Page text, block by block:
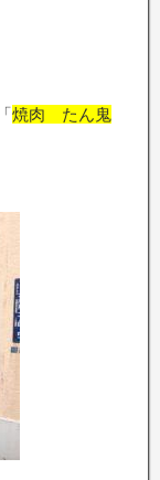
焼肉 たん鬼